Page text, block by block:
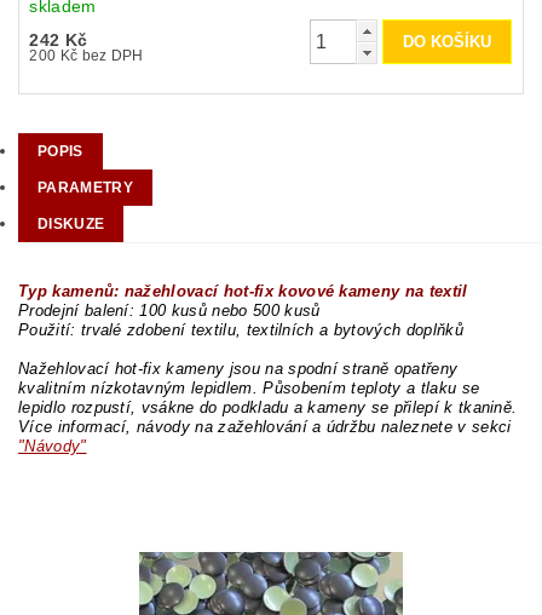
skladem
242 Kč
200 Kč bez DPH
POPIS
PARAMETRY
DISKUZE
Typ kamenů: nažehlovací hot-fix kovové kameny na textil
Prodejní balení: 100 kusů nebo 500 kusů
Použití: trvalé zdobení textilu, textilních a bytových doplňků
Nažehlovací hot-fix kameny jsou na spodní straně opatřeny
kvalitním nízkotavným lepidlem. Působením teploty a tlaku se
lepidlo rozpustí, vsákne do podkladu a kameny se přilepí k tkanině.
Více informací, návody na zažehlování a údržbu naleznete v sekci
"Návody"